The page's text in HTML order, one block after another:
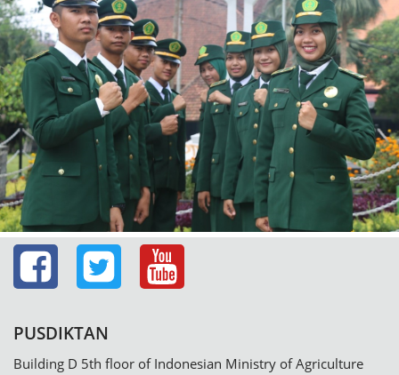
PUSDIKTAN
Building D 5th floor of Indonesian Ministry of Agriculture